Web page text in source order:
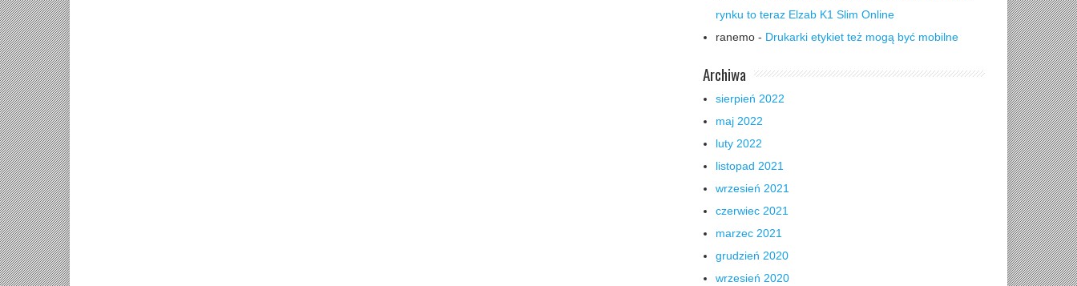
rynku to teraz Elzab K1 Slim Online
ranemo - Drukarki etykiet też mogą być mobilne
Archiwa
sierpień 2022
maj 2022
luty 2022
listopad 2021
wrzesień 2021
czerwiec 2021
marzec 2021
grudzień 2020
wrzesień 2020